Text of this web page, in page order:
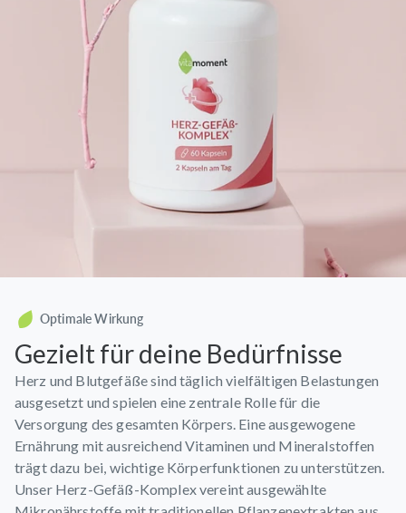
Optimale Wirkung
Gezielt für deine Bedürfnisse
Herz und Blutgefäße sind täglich vielfältigen Belastungen
ausgesetzt und spielen eine zentrale Rolle für die
Versorgung des gesamten Körpers. Eine ausgewogene
Ernährung mit ausreichend Vitaminen und Mineralstoffen
trägt dazu bei, wichtige Körperfunktionen zu unterstützen.
Unser Herz-Gefäß-Komplex vereint ausgewählte